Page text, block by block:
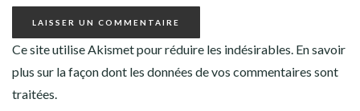
Ce site utilise Akismet pour réduire les indésirables. En savoir
plus sur la façon dont les données de vos commentaires sont
traitées